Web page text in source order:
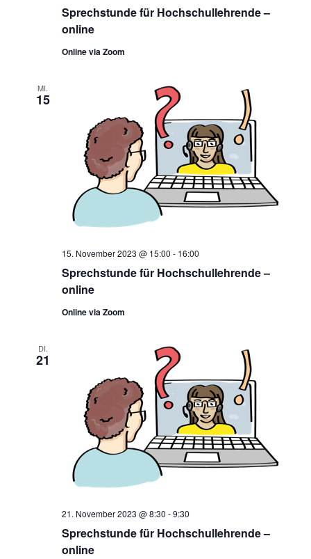
Sprechstunde für Hochschullehrende –
online
Online via Zoom
MI.
15
Sprechstunde für Hochschullehrende –
online
15. November 2023 @ 15:00 - 16:00
Online via Zoom
DI.
21
Sprechstunde für Hochschullehrende –
online
21. November 2023 @ 8:30 -9:30